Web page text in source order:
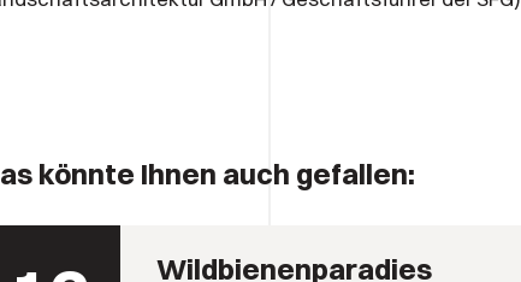
könnte Ihnen auch gefallen:
Wildbienenparadies